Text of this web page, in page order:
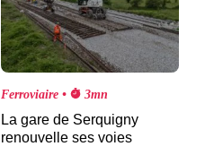
Ferroviaire • 3mn
La gare de Serquigny
renouvelle ses voies